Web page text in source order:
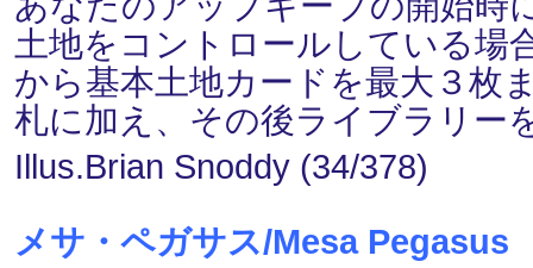
土地をコントロールしている場
から基本土地カードを最大３枚
札に加え、その後ライブラリー
Illus.Brian Snoddy (34/378)
メサ・ペガサス/Mesa Pegasus